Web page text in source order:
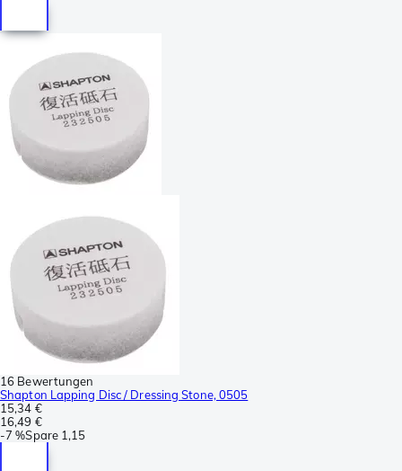
16 Bewertungen
Shapton Lapping Disc / Dressing Stone, 0505
15,34 €
16,49 €
-7 %Spare 1,15